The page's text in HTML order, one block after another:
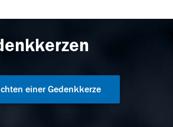
einer Gedenkkerze